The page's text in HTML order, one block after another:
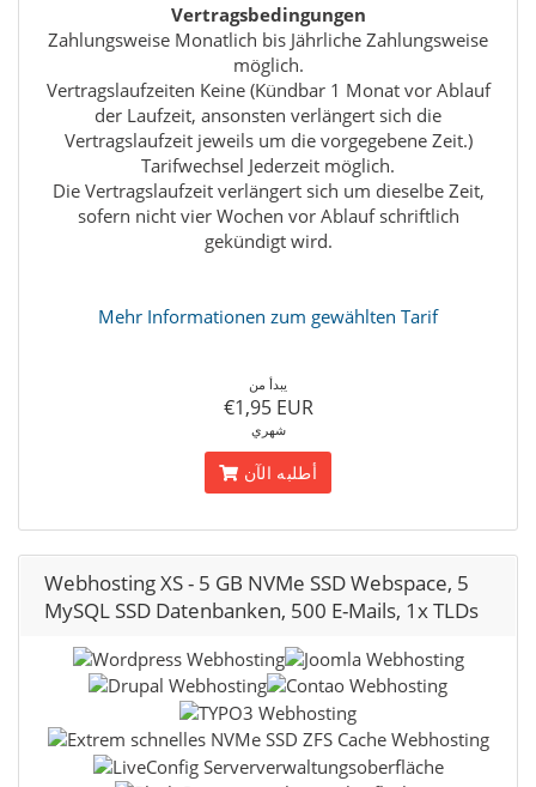
Vertragsbedingungen
Zahlungsweise Monatlich bis Jährliche Zahlungsweise
möglich.
Vertragslaufzeiten Keine (Kündbar 1 Monat vor Ablauf
der Laufzeit, ansonsten verlängert sich die
Vertragslaufzeit jeweils um die vorgegebene Zeit.)
Tarifwechsel Jederzeit möglich.
Die Vertragslaufzeit verlängert sich um dieselbe Zeit,
sofern nicht vier Wochen vor Ablauf schriftlich
gekündigt wird.
Mehr Informationen zum gewählten Tarif
يبدأ من
€1,95 EUR
شهري
أطلبه الآن
Webhosting XS - 5 GB NVMe SSD Webspace, 5
MySQL SSD Datenbanken, 500 E-Mails, 1x TLDs